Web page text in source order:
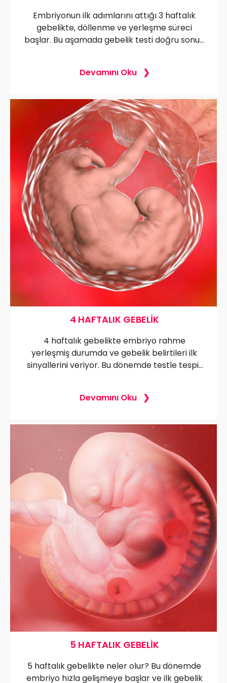
Embriyonun ilk adımlarını attığı 3 haftalık
gebelikte, döllenme ve yerleşme süreci
başlar. Bu aşamada gebelik testi doğru sonuç
ettiğiniz tüm detaylar için okumaya devam
Devamını Oku
4 HAFTALIK GEBELIK
4 haftalık gebelikte embriyo rahme
yerleşmiş durumda ve gebelik belirtileri ilk
sinyallerini veriyor. Bu dönemde testle tespit
erken dönemin sırlarını öğrenmek için
Devamını Oku
5 HAFTALIK GEBELIK
5 haftalık gebelikte neler olur? Bu dönemde
embriyo hızla gelişmeye başlar ve ilk gebelik